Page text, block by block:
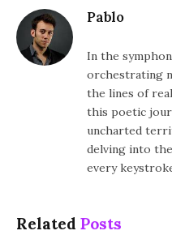
Pablo
In the
orchestrating
the lines of
this poetic
uncharted
delving into
every
Related Posts